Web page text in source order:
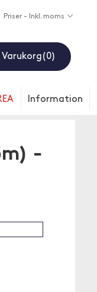
Priser - Inkl. moms
Varukorg 0
Information
-